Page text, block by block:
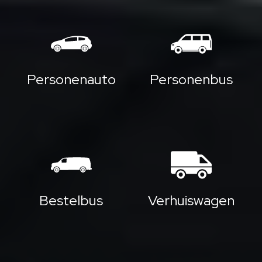
Personenauto Personenbus
Bestelbus Verhuiswagen